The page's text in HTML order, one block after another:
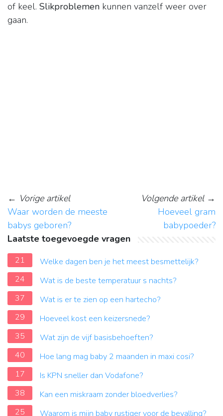
of keel. Slikproblemen kunnen vanzelf weer over
gaan.
← Vorige artikel
Waar worden de meeste
babys geboren?
Volgende artikel→
Hoeveel gram
babypoeder?
Laatste toegevoegde vragen
21
Welke dagen ben je het meest besmettelijk?
24
Wat is de beste temperatuur s nachts?
37
Wat is er te zien op een hartecho?
29
Hoeveel kost een keizersnede?
35
Wat zijn de vijf basisbehoeften?
40
Hoe lang mag baby 2 maanden in maxi cosi?
17
Is KPN sneller dan Vodafone?
38
Kan een miskraam zonder bloedverlies?
25
Waarom is mijn baby rustiger voor de bevalling?